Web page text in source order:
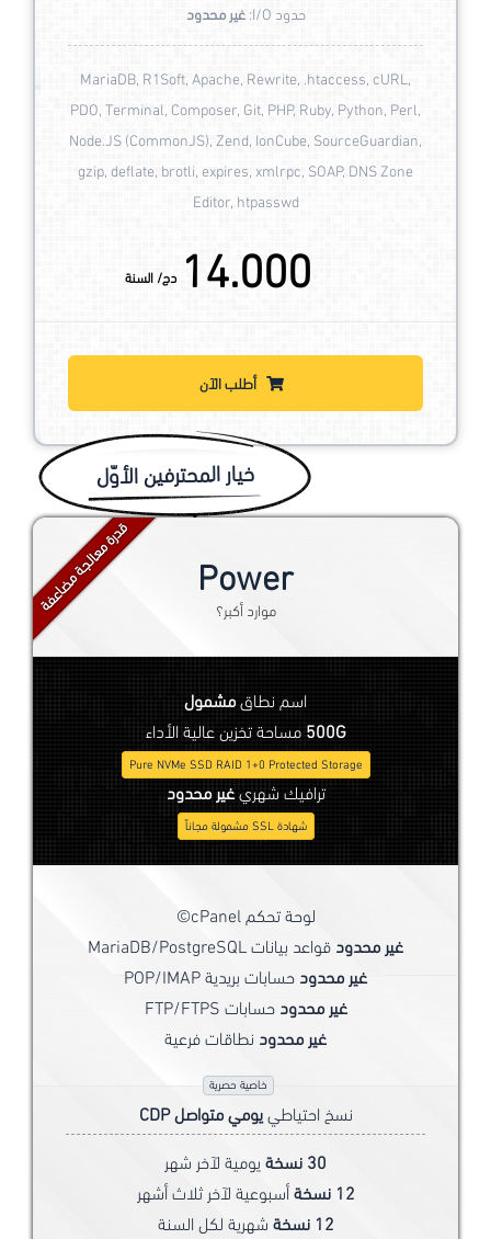
حدود I/O: غير محدود
MariaDB, R1Soft, Apache, Rewrite, .htaccess, cURL,
PDO, Terminal, Composer, Git, PHP, Ruby, Python, Perl,
Node.JS (CommonJS), Zend, IonCube, SourceGuardian,
gzip, deflate, brotli, expires, xmlrpc, SOAP, DNS Zone
Editor, htpasswd
14.000 دج/ السنة
أطلب الآن
خيار المحترفين الأوّل
قدرة معالجة مضاعفة Power
موارد أكبر؟
اسم نطاقمشمول
500Gمساحة تخزين عالية الأداء
Pure NVMe SSD RAID 1+0 Protected Storage
ترافيك شهريغير محدود
شهادة SSL مشمولة مجاناً
لوحة تحكم cPanel©
غير محدودقواعد بيانات MariaDB/PostgreSQL
غير محدودحسابات بريدية POP/IMAP
غير محدودحسابات FTP/FTPS
غير محدود نطاقات فرعية
نسخ احتياطييومي متواصل CDP
خاصية حصرية
30 نسخة
يومية لآخر شهر
12 نسخة
أسبوعية لآخر ثلاث أشهر
12 نسخة
شهرية لكل السنة